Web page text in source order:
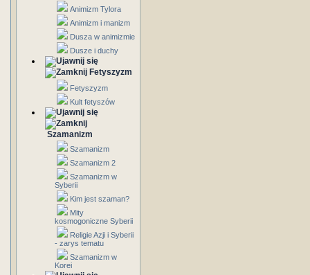
Animizm Tylora
Animizm i manizm
Dusza w animizmie
Dusze i duchy
Fetyszyzm
Fetyszyzm
Kult fetyszów
Szamanizm
Szamanizm
Szamanizm 2
Szamanizm w
Syberii
Kim jest szaman?
Mity
kosmogoniczne Syberii
Religie Azji i Syberii
- zarys tematu
Szamanizm w
Korei